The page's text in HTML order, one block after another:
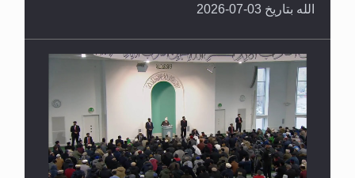
الله بتاريخ 03-07-2026